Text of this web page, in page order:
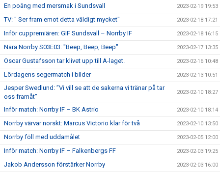
En poäng med mersmak i Sundsvall 2023-02-19 19:53
TV: " Ser fram emot detta väldigt mycket" 2023-02-18 17:21
Inför cuppremiären: GIF Sundsvall – Norrby IF 2023-02-18 16:15
Nära Norrby S03E03: "Beep, Beep, Beep" 2023-02-17 13:35
Oscar Gustafsson tar klivet upp till A-laget. 2023-02-16 10:48
Lördagens segermatch i bilder 2023-02-13 10:51
Jesper Swedlund: ”Vi vill se att de sakerna vi tränar på tar
oss framåt”
2023-02-10 18:27
Inför match: Norrby IF – BK Astrio 2023-02-10 18:14
Norrby värvar norskt: Marcus Victorio klar för två 2023-02-10 13:50
Norrby föll med uddamålet 2023-02-05 12:00
Inför match: Norrby IF – Falkenbergs FF 2023-02-03 19:25
Jakob Andersson förstärker Norrby 2023-02-03 16:00